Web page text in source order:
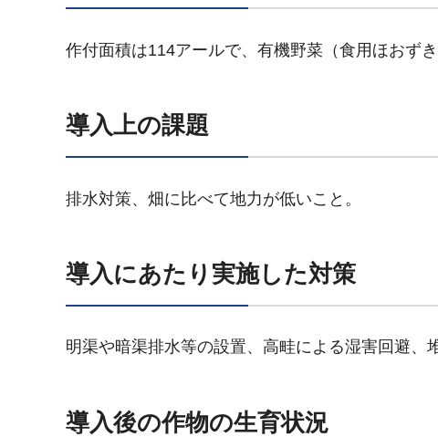
作付面積は114アールで、有機野菜（食用ほおず
導入上の課題
排水対策、畑に比べて地力が低いこと。
導入にあたり実施した対策
明渠や暗渠排水等の設置、高畦による湿害回避、
導入後の作物の生育状況